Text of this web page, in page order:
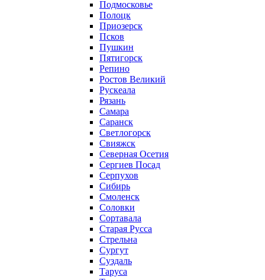
Подмосковье
Полоцк
Приозерск
Псков
Пушкин
Пятигорск
Репино
Ростов Великий
Рускеала
Рязань
Самара
Саранск
Светлогорск
Свияжск
Северная Осетия
Сергиев Посад
Серпухов
Сибирь
Смоленск
Соловки
Сортавала
Старая Русса
Стрельна
Сургут
Суздаль
Таруса